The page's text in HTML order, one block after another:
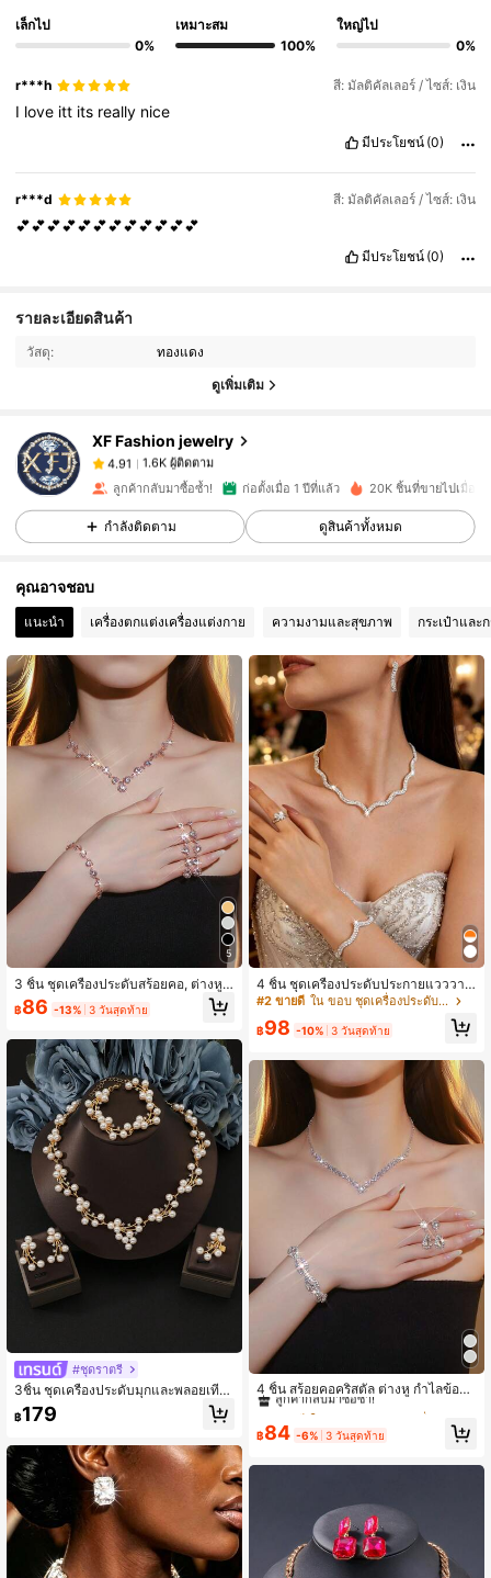
เล็กไป
0%
เหมาะสม
100%
ใหญ่ไป
0%
r***h สี: มัลติคัลเลอร์ / ไซส์: เงิน
I love itt its really nice
มีประโยชน์ (0)
r***d สี: มัลติคัลเลอร์ / ไซส์: เงิน
💕💕💕💕💕💕💕💕💕💕💕💕
มีประโยชน์ (0)
รายละเอียดสินค้า
วัสดุ: ทองแดง
ดูเพิ่มเติม
XF Fashion jewelry
4.91
1.6K ผู้ติดตาม
4.91 1.6K ผู้ติดตาม
1.6K ผู้ติดตาม
4.91 1.6K ผู้ติดตาม
4.91 1.6K ผู้ติดตาม
1.6K ผู้ติดตาม
4.91 1.6K ผู้ติดตาม
4.91 1.6K ผู้ติดตาม
4.91 1.6K ผู้ติดตาม
ลูกค้ากลับมาซื้อซ้ำ! ก่อตั้งเมื่อ 1 ปีที่แล้ว 20K ชิ้นที่ขายไปเมื่อเร็
กำลังติดตาม ดูสินค้าทั้งหมด
คุณอาจชอบ
แนะนำ เครื่องตกแต่งเครื่องแต่งกาย ความงามและสุขภาพ กระเป๋าและ
5
3 ชิ้น ชุดเครื่องประดับสร้อยคอ, ต่างหู,
สร้อยข้อมือเพชรสีชมพูหรูหราสไตล์หยด
น้ำ, เหมาะสำหรับงานกาล่าตอนเย็นขอ
ยหาด
฿86 -13% 3 วันสุดท้าย
#ชุดราตรี
3ชิ้น ชุดเครื่องประดับมุกและพลอยเทีย
ม: สร้อยคอ + ต่างหู + สร้อยข้อมือ, เหม
าะสำหรับงานแต่งงาน, เจ้าสาว, งานเลี้
฿179
4 ชิ้น ชุดเครื่องประดับประกายแวววาว,
ประกอบด้วย สร้อยคอ, ต่างหู, สร้อยข้อมื
อ, แหวน ประดับด้วยพลอยเทียม, เหมาะ
สำหรับงานปาร์ตี้และโอกาสทางการ
#2 ขายดี ใน ขอบ ชุดเครื่องประดับสตรี
฿98 -10% 3 วันสุดท้าย
4 ชิ้น สร้อยคอคริสตัล ต่างหู กำไลข้อมือ
ที่ทันสมัย อเนกประสงค์ และมินิมอล เห
มาะสำหรับสวมใส่ในชีวิตประจำวันหรือ
โอกาสงานแต่งงานที่โรแมนติก
#6 ขายดี
ลูกค้ากลับมาซื้อซ้ำ!
#6 ขายดี
ลูกค้ากลับมาซื้อซ้ำ!
#6 ขายดี
ลูกค้ากลับมาซื้อซ้ำ!
#6 ขายดี
ใน งานแต่งงาน ชุดเครื่องประดับสตรี
ลูกค้ากลับมาซื้อซ้ำ!
฿84 -6% 3 วันสุดท้าย